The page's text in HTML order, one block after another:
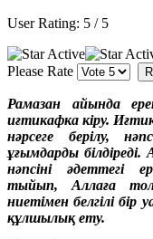
User Rating: 5 / 5
Please Rate
Рамазан айында
иғтикафка кіру.
нәрсеге берілу,
ұғымдарды
нәпсіні әдеттегі
тыйып, Аллаға
ниетімен белгілі
құлшылық ету.